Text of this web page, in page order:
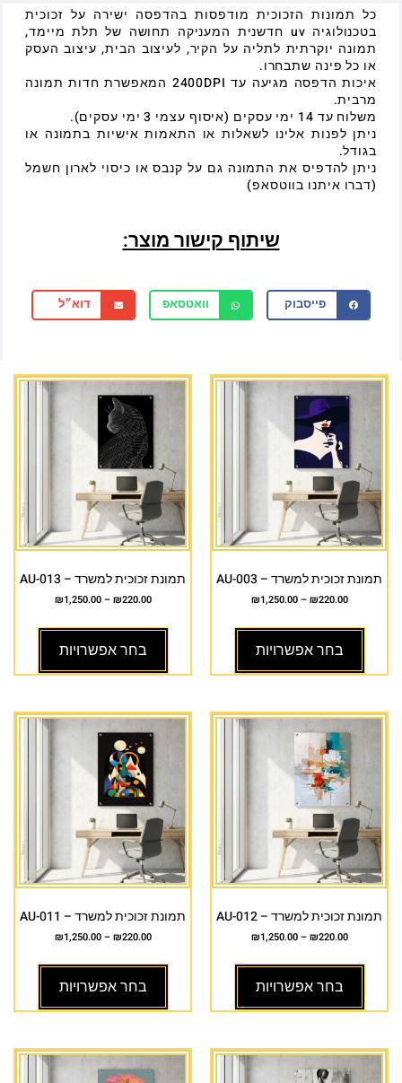
כל תמונות הזכוכית מודפסות בהדפסה ישירה על זכוכית
בטכנולוגיה uv חדשנית המעניקה תחושה של תלת מיימד,
תמונה יוקרתית לתליה על הקיר, לעיצוב הבית, עיצוב העסק
או כל פינה שתבחרו.
איכות הדפסה מגיעה עד 2400DPI המאפשרת חדות תמונה
מרבית.
משלוח עד 14 ימי עסקים (איסוף עצמי 3 ימי עסקים).
ניתן לפנות אלינו לשאלות או התאמות אישיות בתמונה או
בגודל.
ניתן להדפיס את התמונה גם על קנבס או כיסוי לארון חשמל
(דברו איתנו בווטסאפ)
שיתוף קישור מוצר:
פייסבוק וואטסאפ דוא״ל
תמונת זכוכית למשרד – AU-003
₪220.00
–
₪1,250.00
בחר אפשרויות
תמונת זכוכית למשרד – AU-013
₪220.00
–
₪1,250.00
בחר אפשרויות
תמונת זכוכית למשרד – AU-012
₪220.00
–
₪1,250.00
בחר אפשרויות
תמונת זכוכית למשרד – AU-011
₪220.00
–
₪1,250.00
בחר אפשרויות